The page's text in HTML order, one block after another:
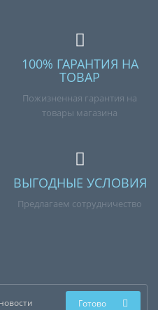
100% ГАРАНТИЯ НА
ТОВАР
Пожизненная гарантия на
товары магазина
ВЫГОДНЫЕ УСЛОВИЯ
Предлагаем сотрудничество
Готово